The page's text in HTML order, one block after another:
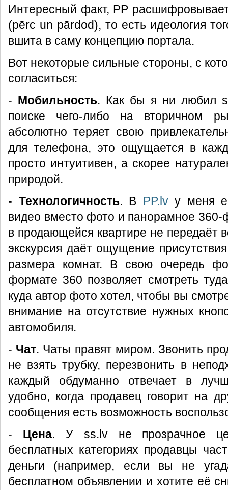
Интересный факт, PP
(pērc un pārdod), то есть идеология
вшита в саму концепцию портала.
Вот некоторые сильные стороны, с
согласиться:
- Мобильность. Как бы я ни любил
поиске чего-либо на вторичном
абсолютно теряет свою
для телефона, это ощущается в
просто интуитивен, а скорее
природой.
- Технологичность. В PP.lvу меня
видео вместо фото и панорамное
в продающейся квартире не передаёт
экскурсия даёт ощущение
размера комнат. В свою очередь
формате 360 позволяет смотреть
куда автор фото хотел, чтобы вы
внимание на отсутствие нужных
автомобиля.
- Чат. Чаты правят миром. Звонить
не взять трубку, перезвонить в
каждый обдуманно отвечает в
удобно, когда продавец говорит на
сообщения есть возможность
- Цена. У ss.lv не прозрачное
бесплатных категориях продавцы
деньги (например, если вы не
бесплатном объявлении и хотите её